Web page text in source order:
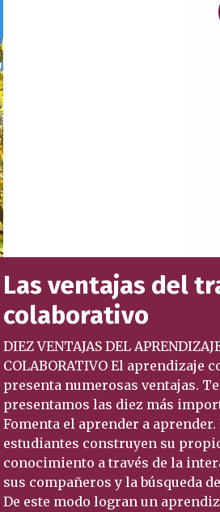
Las ventajas del
colaborativo
DIEZ VENTAJAS DEL
COLABORATIVO El aprendizaje
presenta numerosas ventajas. Te
presentamos las diez más
Fomenta el aprender a aprender.
estudiantes construyen su
conocimiento a través de la
sus compañeros y la búsqueda
De este modo logran un